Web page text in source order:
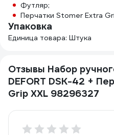
Футляр;
Перчатки Stomer Extra
Упаковка
Единица товара: Штука
Отзывы Набор
DEFORT DSK-42 +
Grip XXL 98296327